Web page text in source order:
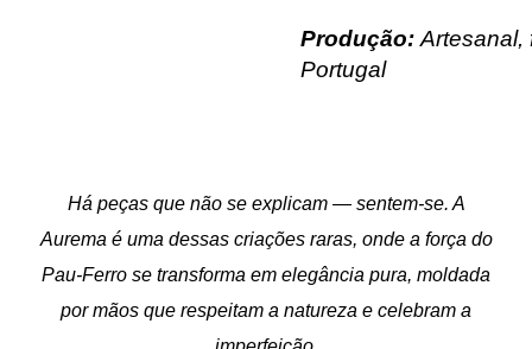
Produção: Artesanal,
Portugal
Há peças que não se explicam — sentem-se. A
Aurema é uma dessas criações raras, onde a força do
Pau-Ferro se transforma em elegância pura, moldada
por mãos que respeitam a natureza e celebram a